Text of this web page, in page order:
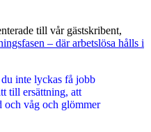
till vår gästskribent,
– där arbetslösa hålls i
inte lyckas få jobb
till ersättning, att
och våg och glömmer